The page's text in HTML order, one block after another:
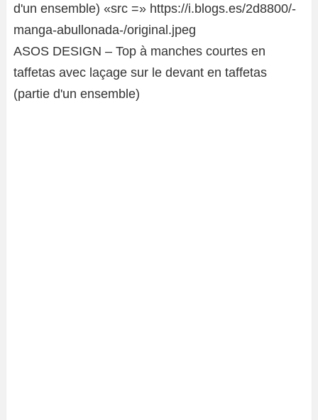
ASOS DESIGN – Top à manches courtes en
taffetas avec laçage sur le devant en taffetas
(partie d'un ensemble)